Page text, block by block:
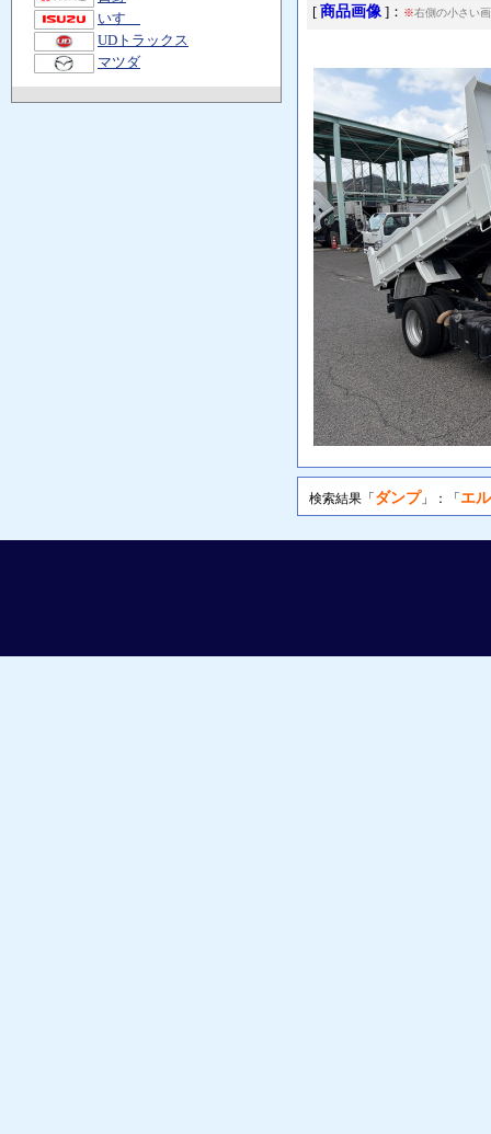
いすゞ
UDトラックス
マツダ
[ 商品画像 ]： ※右側の小さい
検索結果「ダンプ」：「エ